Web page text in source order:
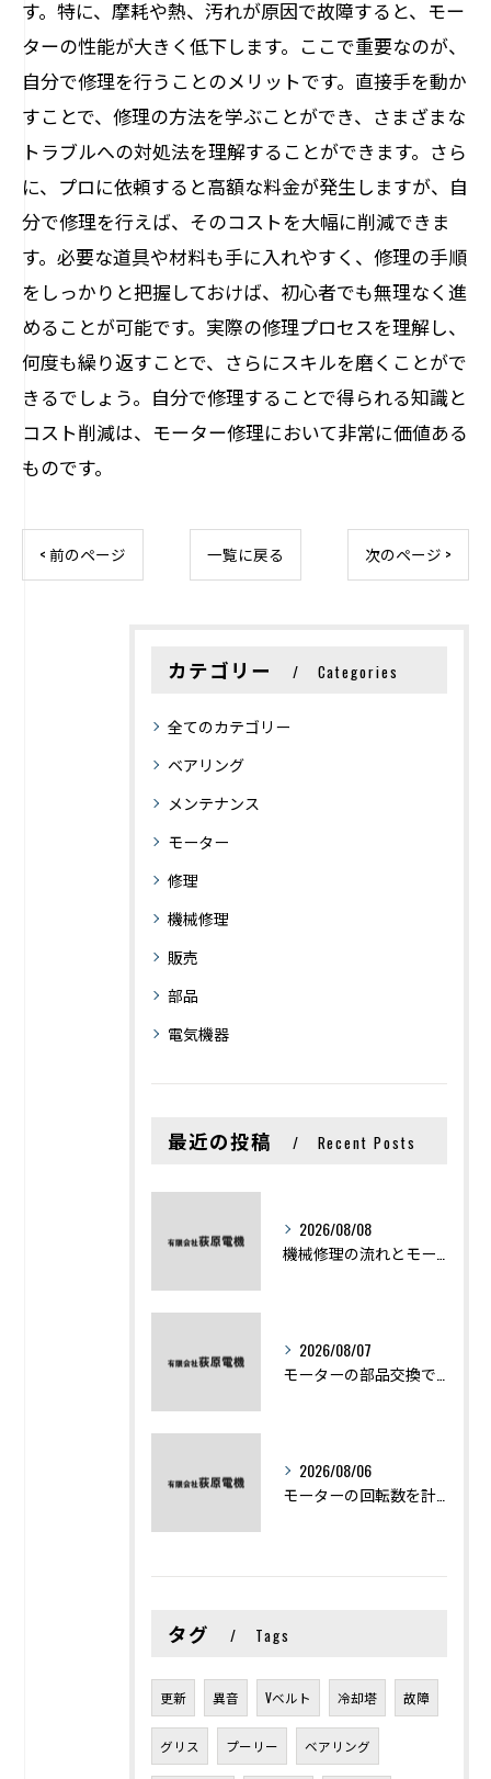
す。特に、摩耗や熱、汚れが原因で故障すると、モー
ターの性能が大きく低下します。ここで重要なのが、
自分で修理を行うことのメリットです。直接手を動か
すことで、修理の方法を学ぶことができ、さまざまな
トラブルへの対処法を理解することができます。さら
に、プロに依頼すると高額な料金が発生しますが、自
分で修理を行えば、そのコストを大幅に削減できま
す。必要な道具や材料も手に入れやすく、修理の手順
をしっかりと把握しておけば、初心者でも無理なく進
めることが可能です。実際の修理プロセスを理解し、
何度も繰り返すことで、さらにスキルを磨くことがで
きるでしょう。自分で修理することで得られる知識と
コスト削減は、モーター修理において非常に価値ある
ものです。
< 前のページ 一覧に戻る 次のページ >
カテゴリー Categories
全てのカテゴリー
ベアリング
メンテナンス
モーター
修理
機械修理
販売
部品
電気機器
最近の投稿 Recent Posts
2026/08/08
2026/08/07
2026/08/06
タグ Tags
更新 異音 Vベルト 冷却塔 故障
グリス プーリー ベアリング